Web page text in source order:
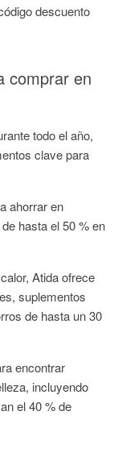
descuento
comprar en
todo el año,
clave para
ahorrar en
hasta el 50 % en
Atida ofrece
suplementos
de hasta un 30
encontrar
incluyendo
el 40 % de